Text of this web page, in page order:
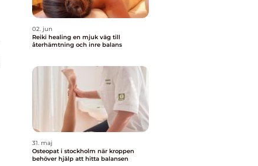
02. jun
Reiki healing en mjuk väg till
återhämtning och inre balans
31. maj
Osteopat i stockholm när kroppen
behöver hjälp att hitta balansen